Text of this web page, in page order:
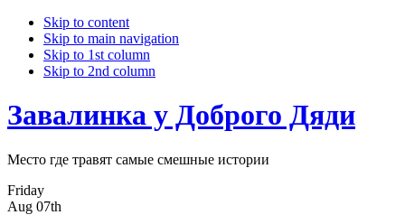
Skip to content
Skip to main navigation
Skip to 1st column
Skip to 2nd column
Завалинка у Доброго Дяди
Место где травят самые смешные истории
Friday
Aug 07th